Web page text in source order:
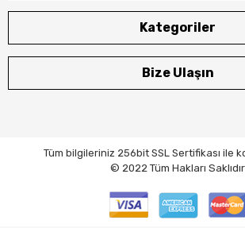
Kategoriler
Bize Ulaşın
Tüm bilgileriniz 256bit SSL Sertifikası ile
© 2022 Tüm Hakları Saklıdır